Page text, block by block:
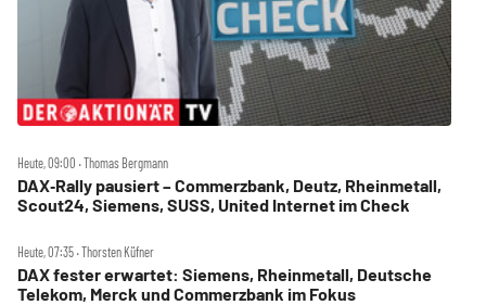
Heute, 09:00 ‧ Thomas Bergmann
DAX‑Rally pausiert – Commerzbank, Deutz, Rheinmetall,
Scout24, Siemens, SUSS, United Internet im Check
Heute, 07:35 ‧ Thorsten Küfner
DAX fester erwartet: Siemens, Rheinmetall, Deutsche
Telekom, Merck und Commerzbank im Fokus